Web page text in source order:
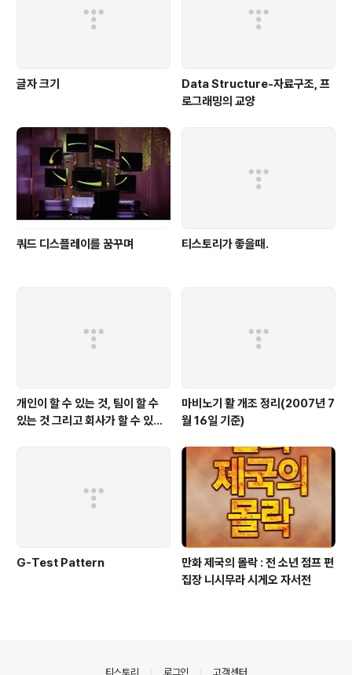
글자 크기
Data Structure-자료구조, 프
로그래밍의 교양
쿼드 디스플레이를 꿈꾸며 티스토리가 좋을때.
개인이 할 수 있는 것, 팀이 할 수
있는 것 그리고 회사가 할 수 있는
마비노기 활 개조 정리(2007년 7
월 16일 기준)
G-Test Pattern
만화 제국의 몰락 : 전 소년 점프 편
집장 니시무라 시게오 자서전
티스토리 로그인 고객센터